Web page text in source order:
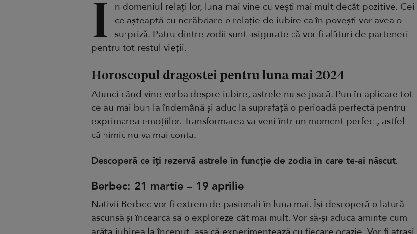
Î
n domeniul relațiilor, luna mai vine cu vești mai mult decât pozitive. Cei
ce așteaptă cu nerăbdare o relație de iubire ca în povești vor avea o
surpriză. Patru dintre zodii sunt asigurate că vor fi alături de parteneri
pentru tot restul vieții.
Horoscopul dragostei pentru luna mai 2024
Atunci când vine vorba despre iubire, astrele nu se joacă. Pun în aplicare tot
ce au mai bun la îndemână și aduc la suprafață o perioadă perfectă pentru
exprimarea emoțiilor. Transformarea va veni într-un moment perfect, astfel
că nimic nu va mai conta.
Descoperă ce îți rezervă astrele în funcție de zodia în care te-ai născut.
Berbec: 21 martie – 19 aprilie
Nativii Berbec vor fi extrem de pasionali în luna mai. Își descoperă o latură
ascunsă și încearcă să o exploreze cât mai mult. Vor să-și aducă aminte cum